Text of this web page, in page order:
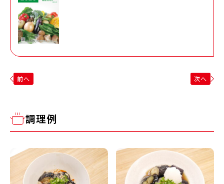
前へ 次へ
調理例